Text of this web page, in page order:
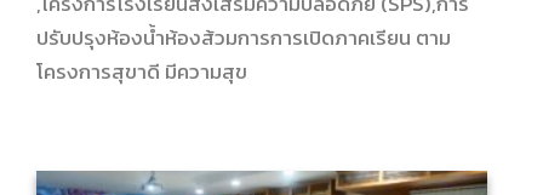
ปรับปรุงห้องน้ำห้องส้วมการการเปิดภาคเรียน ตาม
โครงการสุขาดี มีความสุข